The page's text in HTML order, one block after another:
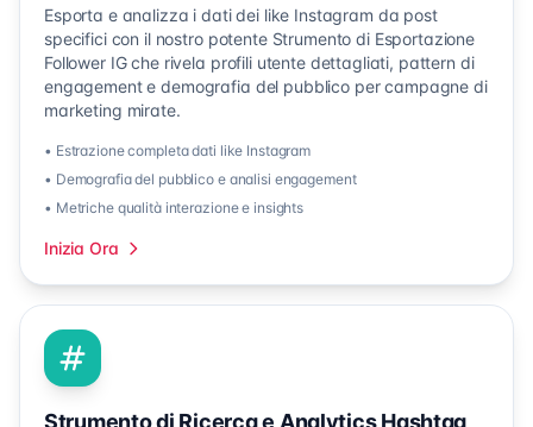
Esporta e analizza i dati dei like Instagram da post
specifici con il nostro potente Strumento di Esportazione
Follower IG che rivela profili utente dettagliati, pattern di
engagement e demografia del pubblico per campagne di
marketing mirate.
• Estrazione completa dati like Instagram
• Demografia del pubblico e analisi engagement
• Metriche qualità interazione e insights
Inizia Ora
Strumento di Ricerca e Analytics Hashtag